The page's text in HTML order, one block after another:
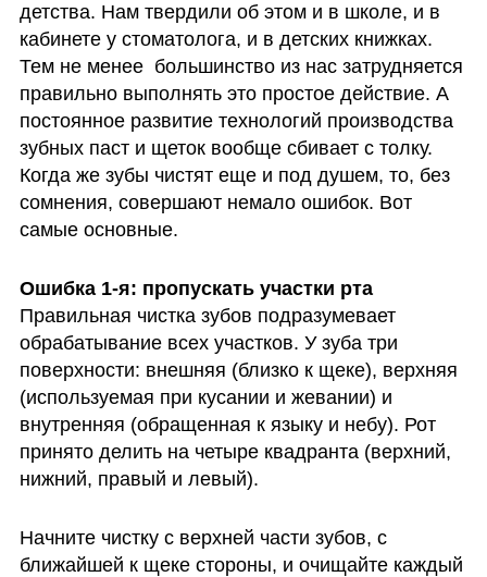
детства. Нам твердили об этом и в школе, и в
кабинете у стоматолога, и в детских книжках.
Тем не менее  большинство из нас затрудняется
правильно выполнять это простое действие. А
постоянное развитие технологий производства
зубных паст и щеток вообще сбивает с толку.
Когда же зубы чистят еще и под душем, то, без
сомнения, совершают немало ошибок. Вот
самые основные.
Ошибка 1-я: пропускать участки рта
Правильная чистка зубов подразумевает
обрабатывание всех участков. У зуба три
поверхности: внешняя (близко к щеке), верхняя
(используемая при кусании и жевании) и
внутренняя (обращенная к языку и небу). Рот
принято делить на четыре квадранта (верхний,
нижний, правый и левый).
Начните чистку с верхней части зубов, с
ближайшей к щеке стороны, и очищайте каждый